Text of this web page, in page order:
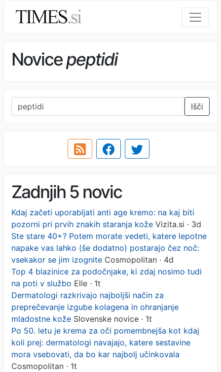
Novicepeptidi
Išči
Zadnjih 5 novic
Kdaj začeti uporabljati anti age kremo: na kaj biti
pozorni pri prvih znakih staranja kože Vizita.si · 3d
Ste stare 40+? Potem morate vedeti, katere lepotne
napake vas lahko (še dodatno) postarajo čez noč:
vsekakor se jim izognite Cosmopolitan · 4d
Top 4 blazinice za podočnjake, ki zdaj nosimo tudi
na poti v službo Elle · 1t
Dermatologi razkrivajo najboljši način za
preprečevanje izgube kolagena in ohranjanje
mladostne kože Slovenske novice · 1t
Po 50. letu je krema za oči pomembnejša kot kdaj
koli prej: dermatologi navajajo, katere sestavine
mora vsebovati, da bo kar najbolj učinkovala
Cosmopolitan · 1t